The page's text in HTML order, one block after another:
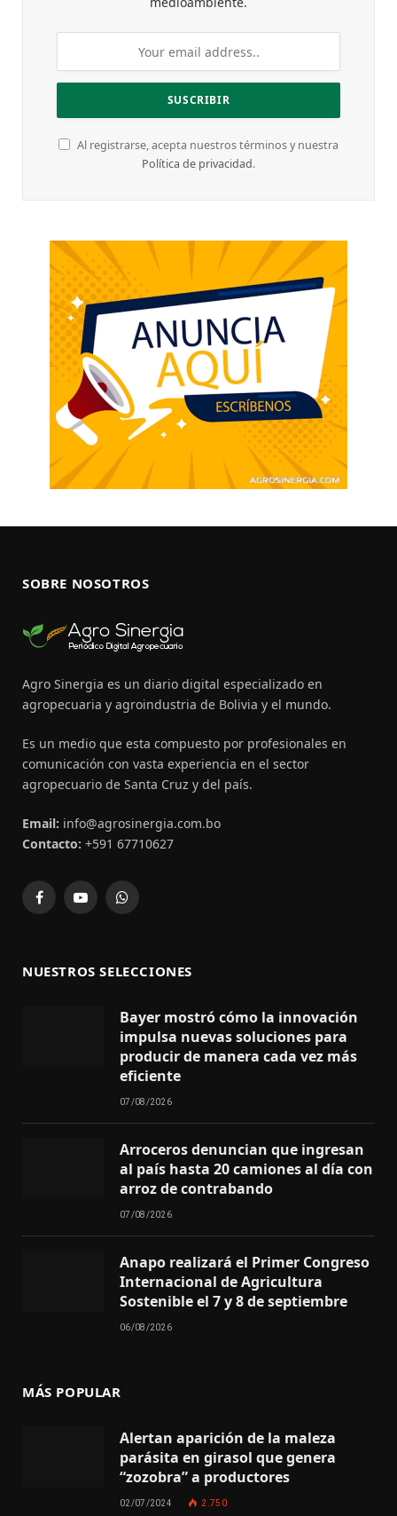
Al registrarse, acepta nuestros términos y nuestra
Política de privacidad.
SOBRE NOSOTROS
Agro Sinergia es un diario digital especializado en
agropecuaria y agroindustria de Bolivia y el mundo.
Es un medio que esta compuesto por profesionales en
comunicación con vasta experiencia en el sector
agropecuario de Santa Cruz y del país.
Email: info@agrosinergia.com.bo
Contacto: +591 67710627
FacebookYouTubeWhatsApp
NUESTROS SELECCIONES
Bayer mostró cómo la innovación
impulsa nuevas soluciones para
producir de manera cada vez más
eficiente
07/08/2026
Arroceros denuncian que ingresan
al país hasta 20 camiones al día con
arroz de contrabando
07/08/2026
Anapo realizará el Primer Congreso
Internacional de Agricultura
Sostenible el 7 y 8 de septiembre
06/08/2026
MÁS POPULAR
Alertan aparición de la maleza
parásita en girasol que genera
“zozobra” a productores
02/07/2024 2.750